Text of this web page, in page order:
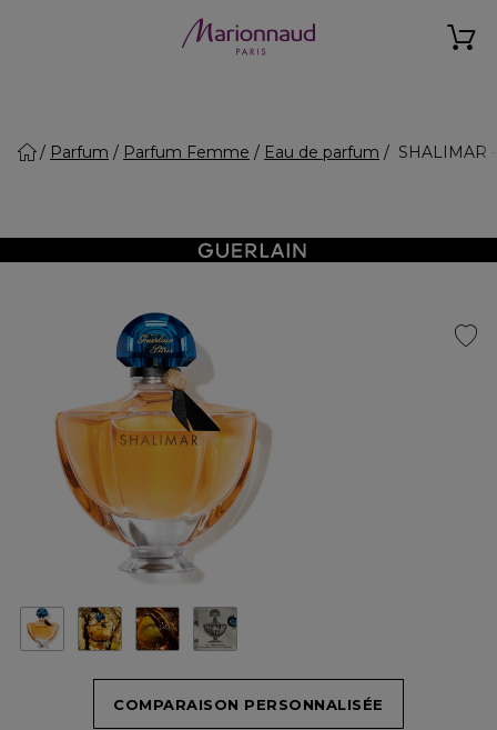
Parfum Parfum Femme Eau de parfum SHALIMAR
COMPARAISON PERSONNALISÉE